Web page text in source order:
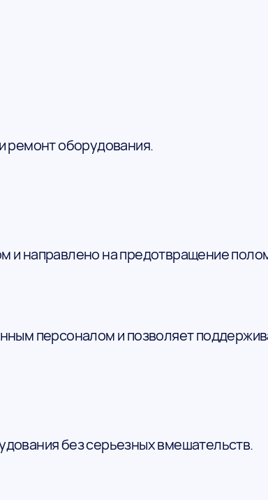
ремонт оборудования.
направлено на предотвращение
персоналом и позволяет
без серьезных вмешательств.